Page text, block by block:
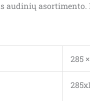
asortimento.
285